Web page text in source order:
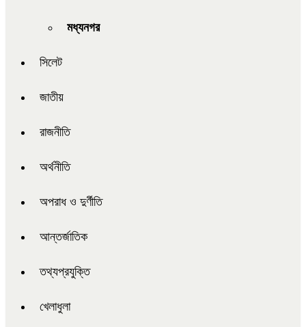
মধ্যনগর
সিলেট
জাতীয়
রাজনীতি
অর্থনীতি
অপরাধ ও দুর্ণীতি
আন্তর্জাতিক
তথ্যপ্রযুক্তি
খেলাধুলা